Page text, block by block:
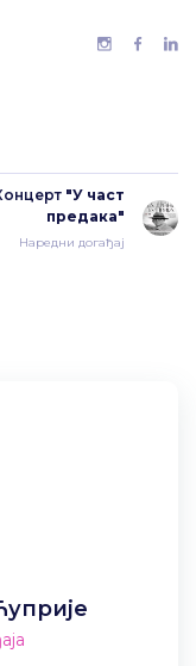
"У част
предака"
Наредни догађај